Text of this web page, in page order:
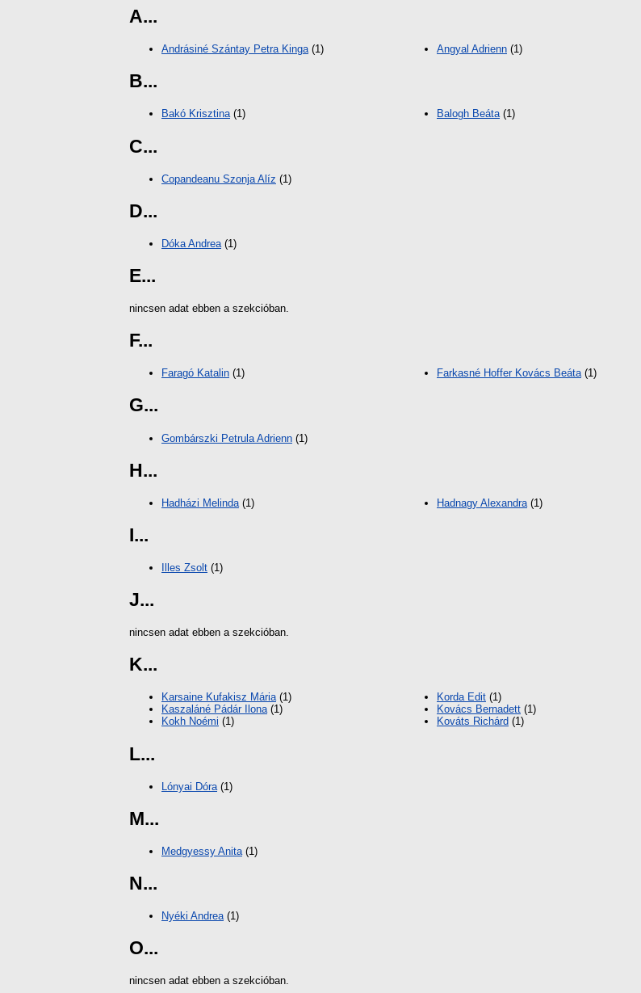
A...
Andrásiné Szántay Petra Kinga(1) Angyal Adrienn (1)
B...
Bakó Krisztina(1) Balogh Beáta(1)
C...
Copandeanu Szonja Alíz (1)
D...
Dóka Andrea (1)
E...
nincsen adat ebben a szekcióban.
F...
Faragó Katalin (1) Farkasné Hoffer Kovács Beáta(1)
G...
Gombárszki Petrula Adrienn (1)
H...
Hadházi Melinda (1) Hadnagy Alexandra (1)
I...
Illes Zsolt (1)
J...
nincsen adat ebben a szekcióban.
K...
Karsaine Kufakisz Mária(1)
Kaszaláné Pádár Ilona(1)
Kokh Noémi (1)
Korda Edit (1)
Kovács Bernadett (1)
Kováts Richárd (1)
L...
Lónyai Dóra (1)
M...
Medgyessy Anita (1)
N...
Nyéki Andrea(1)
O...
nincsen adat ebben a szekcióban.